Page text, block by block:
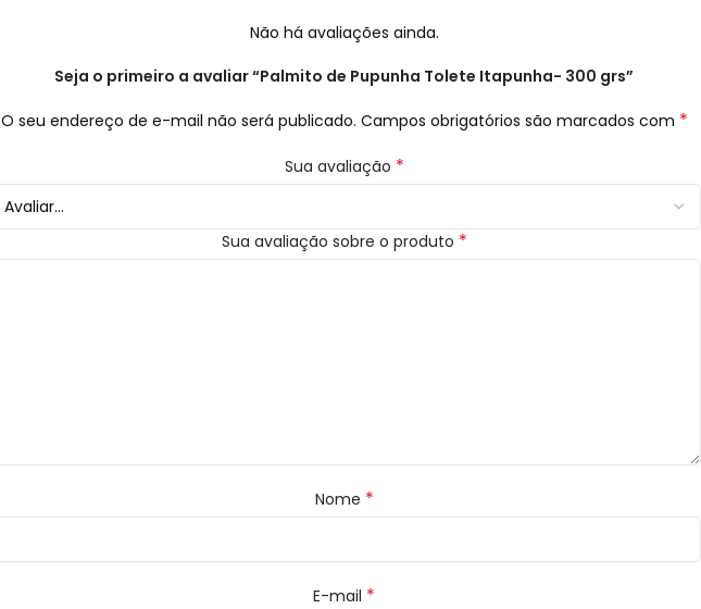
Não há avaliações ainda.
Seja o primeiro a avaliar “Palmito de Pupunha Tolete Itapunha- 300 grs”
O seu endereço de e-mail não será publicado. Campos obrigatórios são marcados com *
Sua avaliação *
Sua avaliação sobre o produto *
Nome *
E-mail *